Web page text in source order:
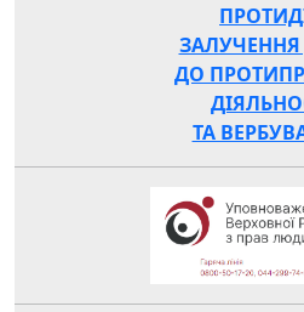
ЗАЛУЧЕННЯ
ДО
ТА